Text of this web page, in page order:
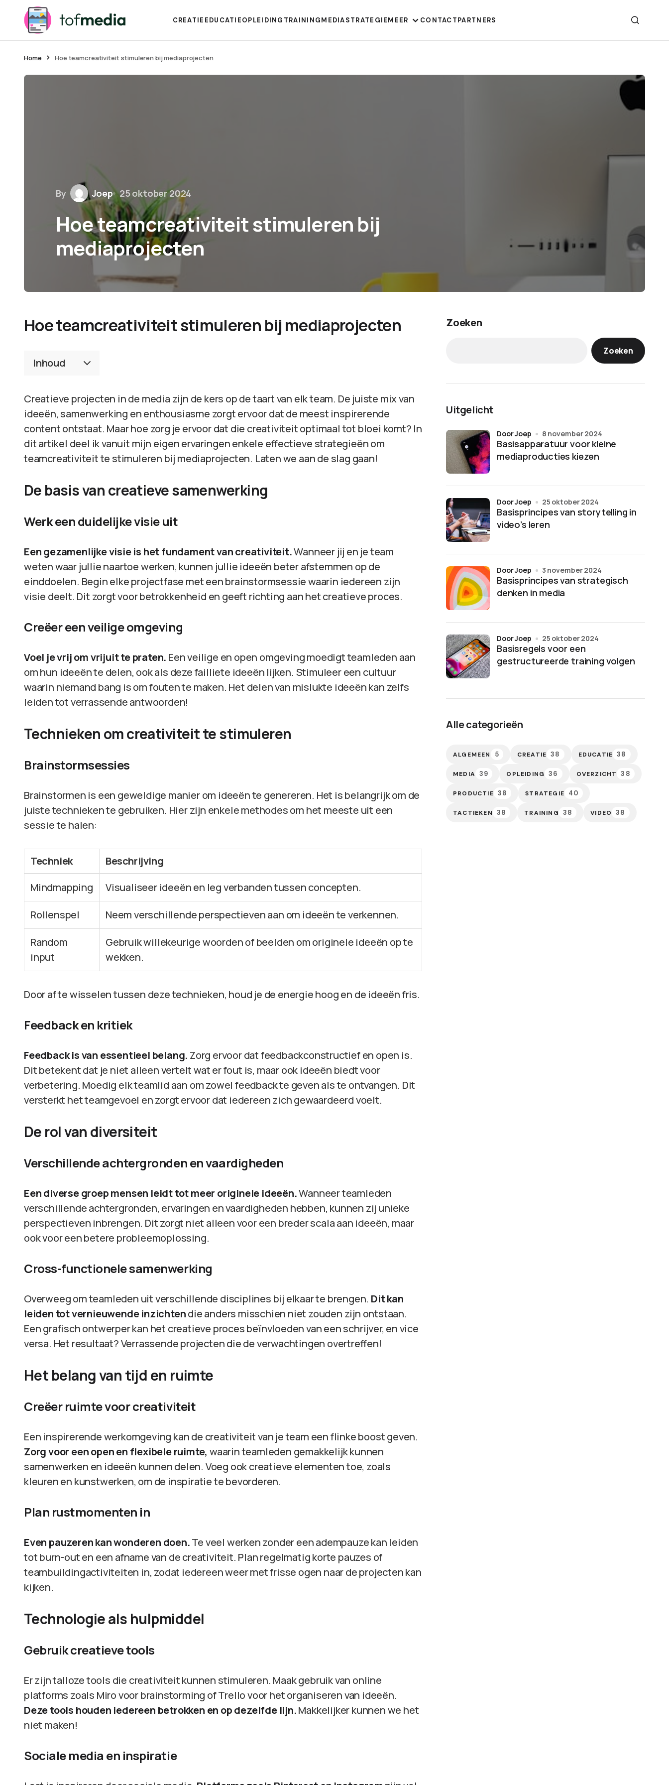
CREATIE EDUCATIEOPLEIDING TRAININGMEDIASTRATEGIEMEER CONTACTPARTNERS
Home Hoe teamcreativiteit stimuleren bij mediaprojecten
By Joep 25 oktober 2024
Hoe teamcreativiteit stimuleren bij
mediaprojecten
Hoe teamcreativiteit stimuleren bij mediaprojecten
Inhoud
Creatieve projecten in de media zijn de kers op de taart van elk team. De juiste mix van
ideeën, samenwerking en enthousiasme zorgt ervoor dat de meest inspirerende
content ontstaat. Maar hoe zorg je ervoor dat die creativiteit optimaal tot bloei komt? In
dit artikel deel ik vanuit mijn eigen ervaringen enkele effectieve strategieën om
teamcreativiteit te stimuleren bij mediaprojecten. Laten we aan de slag gaan!
De basis van creatieve samenwerking
Werk een duidelijke visie uit
Een gezamenlijke visie is het fundament van creativiteit.Wanneer jij en je team
weten waar jullie naartoe werken, kunnen jullie ideeën beter afstemmen op de
einddoelen. Begin elke projectfase met een brainstormsessie waarin iedereen zijn
visie deelt. Dit zorgt voor betrokkenheid en geeft richting aan het creatieve proces.
Creëer een veilige omgeving
Voel je vrij om vrijuit te praten. Een veilige en open omgeving moedigt teamleden aan
om hun ideeën te delen, ook als deze failliete ideeën lijken. Stimuleer een cultuur
waarin niemand bang is om fouten te maken. Het delen van mislukte ideeën kan zelfs
leiden tot verrassende antwoorden!
Technieken om creativiteit te stimuleren
Brainstormsessies
Brainstormen is een geweldige manier om ideeën te genereren. Het is belangrijk om de
juiste technieken te gebruiken. Hier zijn enkele methodes om het meeste uit een
sessie te halen:
Techniek
Beschrijving
Mindmapping
Visualiseer ideeën en leg verbanden tussen concepten.
Rollenspel Neem verschillende perspectieven aan om ideeën te verkennen.
Random
input
Gebruik willekeurige woorden of beelden om originele ideeën op te
wekken.
Door af te wisselen tussen deze technieken, houd je de energie hoog en de ideeën fris.
Feedback en kritiek
Feedback is van essentieel belang. Zorg ervoor dat feedbackconstructief en open is.
Dit betekent dat je niet alleen vertelt wat er fout is, maar ook ideeën biedt voor
verbetering. Moedig elk teamlid aan om zowel feedback te geven als te ontvangen. Dit
versterkt het teamgevoel en zorgt ervoor dat iedereen zich gewaardeerd voelt.
De rol van diversiteit
Verschillende achtergronden en vaardigheden
Een diverse groep mensen leidt tot meer originele ideeën.Wanneer teamleden
verschillende achtergronden, ervaringen en vaardigheden hebben, kunnen zij unieke
perspectieven inbrengen. Dit zorgt niet alleen voor een breder scala aan ideeën, maar
ook voor een betere probleemoplossing.
Cross-functionele samenwerking
Overweeg om teamleden uit verschillende disciplines bij elkaar te brengen. Dit kan
leiden tot vernieuwende inzichtendie anders misschien niet zouden zijn ontstaan.
Een grafisch ontwerper kan het creatieve proces beïnvloeden van een schrijver, en vice
versa. Het resultaat? Verrassende projecten die de verwachtingen overtreffen!
Het belang van tijd en ruimte
Creëer ruimte voor creativiteit
Een inspirerende werkomgeving kan de creativiteit van je team een flinke boost geven.
Zorg voor een open en flexibele ruimte, waarin teamleden gemakkelijk kunnen
samenwerken en ideeën kunnen delen. Voeg ook creatieve elementen toe, zoals
kleuren en kunstwerken, om de inspiratie te bevorderen.
Plan rustmomenten in
Even pauzeren kan wonderen doen.Te veel werken zonder een adempauze kan leiden
tot burn-out en een afname van de creativiteit. Plan regelmatig korte pauzes of
teambuildingactiviteiten in, zodat iedereen weer met frisse ogen naar de projecten kan
kijken.
Technologie als hulpmiddel
Gebruik creatieve tools
Er zijn talloze tools die creativiteit kunnen stimuleren. Maak gebruik van online
platforms zoals Miro voor brainstorming of Trello voor het organiseren van ideeën.
Deze tools houden iedereen betrokken en op dezelfde lijn.Makkelijker kunnen we het
niet maken!
Sociale media en inspiratie
Zoeken
Zoeken
Uitgelicht
Basisapparatuur voor kleine
mediaproducties kiezen
door Joep 8 november 2024
Basisprincipes van storytelling in
video’s leren
door Joep 25 oktober 2024
Basisprincipes van strategisch
denken in media
door Joep 3 november 2024
Basisregels voor een
gestructureerde training volgen
door Joep 25 oktober 2024
Alle categorieën
ALGEMEEN 5 CREATIE 38 EDUCATIE 38
MEDIA 39 OPLEIDING 36 OVERZICHT 38
PRODUCTIE 38 STRATEGIE 40
TACTIEKEN 38 TRAINING 38 VIDEO 38